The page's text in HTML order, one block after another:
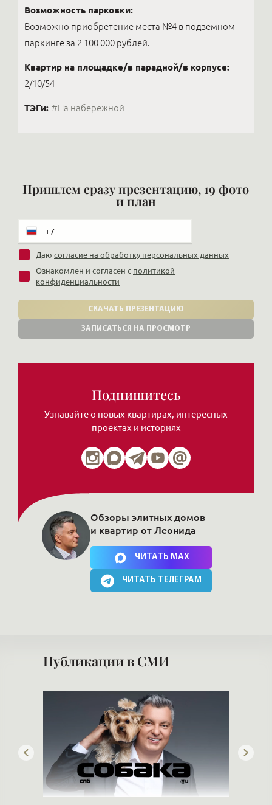
Возможность парковки:
Возможно приобретение места №4 в подземном
паркинге за 2 100 000 рублей.
Квартир на площадке/в парадной/в корпусе:
2/10/54
ТЭГи: #На набережной
Пришлем сразу презентацию, 19 фото
и план
Даю согласие на обработку персональных данных
Ознакомлен и согласен с политикой
конфиденциальности
СКАЧАТЬ ПРЕЗЕНТАЦИЮ
ЗАПИСАТЬСЯ НА ПРОСМОТР
Подпишитесь
Узнавайте о новых квартирах, интересных
проектах и историях
Нажимая на кнопку, Вы соглашаетесь c политикой сайта
Обзоры элитных домов
и квартир от Леонида
ЧИТАТЬ MAX
ЧИТАТЬ ТЕЛЕГРАМ
Публикации в СМИ